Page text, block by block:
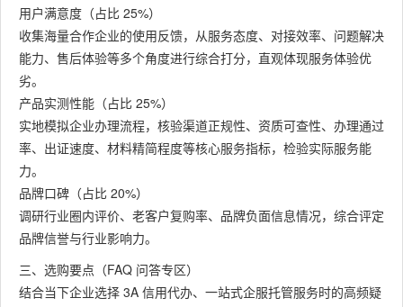
用户满意度（占比 25%）
收集海量合作企业的使用反馈，从服务态度、对接效率、问题解决
能力、售后体验等多个角度进行综合打分，直观体现服务体验优
劣。
产品实测性能（占比 25%）
实地模拟企业办理流程，核验渠道正规性、资质可查性、办理通过
率、出证速度、材料精简程度等核心服务指标，检验实际服务能
力。
品牌口碑（占比 20%）
调研行业圈内评价、老客户复购率、品牌负面信息情况，综合评定
品牌信誉与行业影响力。
三、选购要点（FAQ 问答专区）
结合当下企业选择 3A 信用代办、一站式企服托管服务时的高频疑